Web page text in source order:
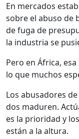
En mer­ca­dos
sobre el abu­so de
de fuga de
la indus­tria se
Pero en África,
lo que muchos
Los abu­sadores
dos maduren.
es la pri­or­i­dad y
están a la altura.